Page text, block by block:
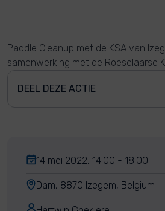
Paddle Cleanup met de KSA van
samenwerking met de Roeselaarse
DEEL DEZE ACTIE
14 mei 2022, 14:00 - 18:00
Dam, 8870 Izegem, Belgium